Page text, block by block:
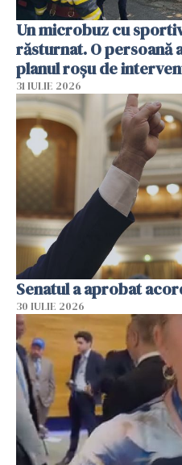
Un microbuz cu
răsturnat. O persoană
planul roșu de
31 IULIE 2026
Senatul a aprobat
30 IULIE 2026